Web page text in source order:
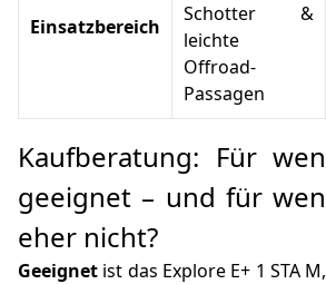
Einsatzbereich
Schotter &
leichte
Offroad-
Passagen
Kaufberatung: Für wen
geeignet – und für wen
eher nicht?
Geeignet ist das Explore E+ 1 STA M,